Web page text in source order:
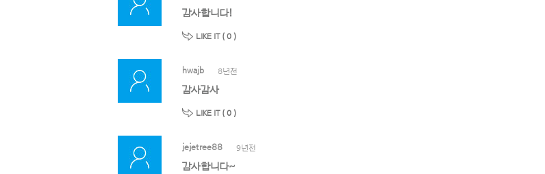
감사합니다!
LIKE IT ( 0 )
hwajb 8년전
감사감사
LIKE IT ( 0 )
jejetree88 9년전
감사합니다~